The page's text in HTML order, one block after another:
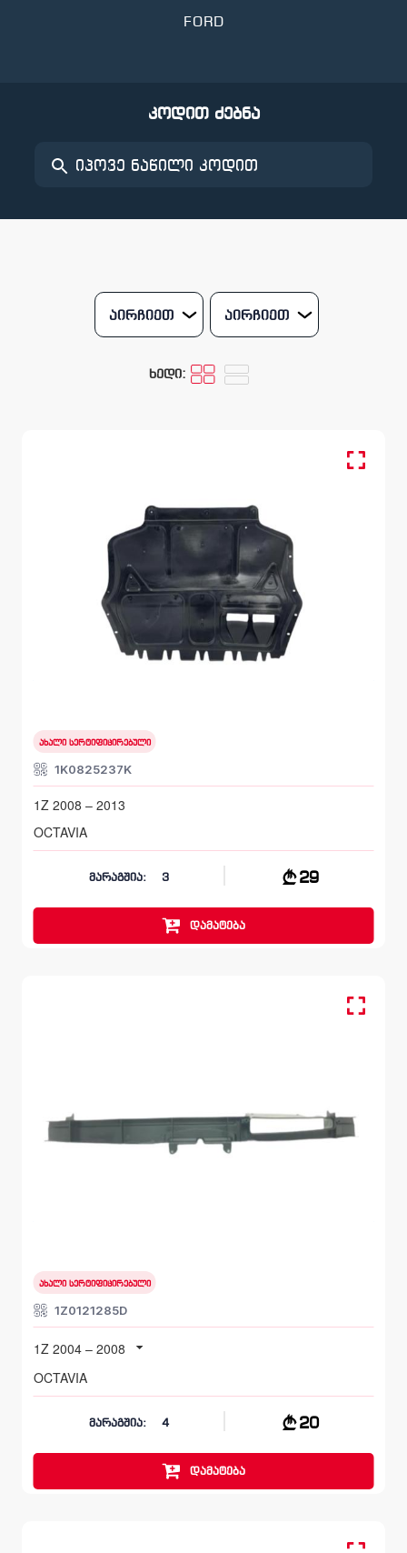
FORD
კოდით ძებნა
აირჩიეთ აირჩიეთ
ხედი:
ქვედა ამოსაფარებელი, ბამპერი წინა
ახალი სერტიფიცირებული
1K0825237K
1Z 2008 – 2013
OCTAVIA
მარაგშია: 3 29
დამატება
ახალი სერტიფიცირებული
1Z0121285D
1Z 2004 – 2008
OCTAVIA
მარაგშია: 4 20
დამატება